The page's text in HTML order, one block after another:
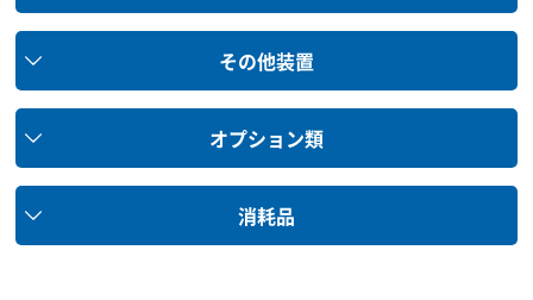
その他装置
オプション類
消耗品